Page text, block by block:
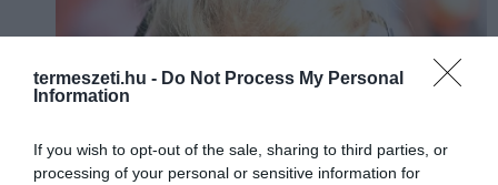
termeszeti.hu - Do Not Process My Personal
Information
If you wish to opt-out of the sale, sharing to third parties, or
processing of your personal or sensitive information for